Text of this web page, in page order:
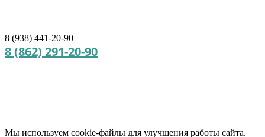
8 (938) 441-20-90
8 (862) 291-20-90
Мы используем cookie‑файлы для улучшения работы сайта.